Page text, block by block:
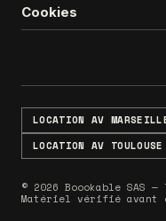
Cookies
LOCATION AV
LOCATION AV TOULOUSE
© 2026 Boookable SAS
Matériel vérifié avant